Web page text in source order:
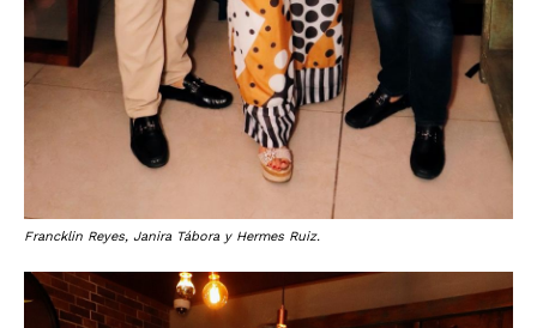
Francklin Reyes, Janira Tábora y Hermes Ruiz.